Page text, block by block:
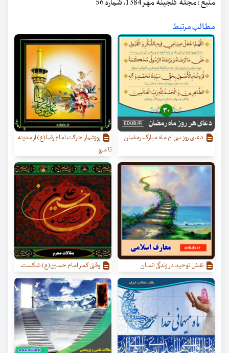
منبع : مجله گنجینه مهر 1384، شماره 56
مطالب مرتبط
دعای روز سی ام ماه مبارک رمضان
روزشمار حرکت امام رضا(ع) از مدینه
تا مرو
نقش توحید در زندگی انسان وقتی کمر امام حسین(ع) شکست